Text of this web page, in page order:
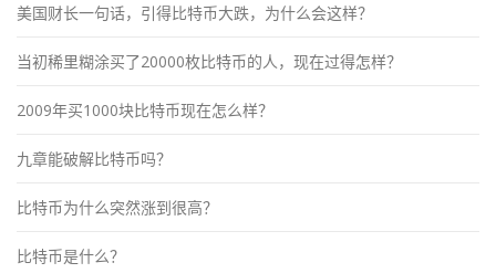
美国财长一句话，引得比特币大跌，为什么会这样？
当初稀里糊涂买了20000枚比特币的人，现在过得怎样？
2009年买1000块比特币现在怎么样？
九章能破解比特币吗？
比特币为什么突然涨到很高？
比特币是什么？